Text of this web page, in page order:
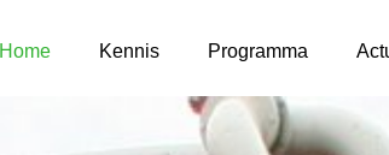
Home Kennis Programma